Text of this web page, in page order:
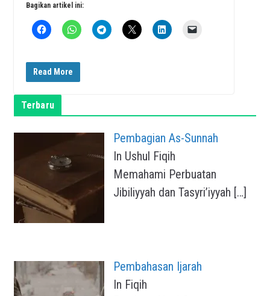
Bagikan artikel ini:
Read More
Terbaru
Pembagian As-Sunnah
In Ushul Fiqih
Memahami Perbuatan
Jibiliyyah dan Tasyri’iyyah […]
Pembahasan Ijarah
In Fiqih